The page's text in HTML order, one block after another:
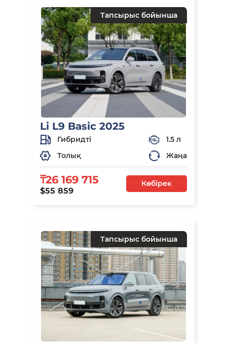
Тапсырыс бойынша
Li L9 Basic 2025
Гибридті
1.5 л
Толық
Жаңа
₸26 169 715
$55 859
Көбірек
Тапсырыс бойынша